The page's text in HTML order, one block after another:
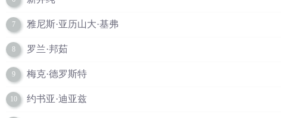
7 雅尼斯·亚历山大·基弗
8 罗兰·邦茹
9 梅克·德罗斯特
10 约书亚·迪亚兹